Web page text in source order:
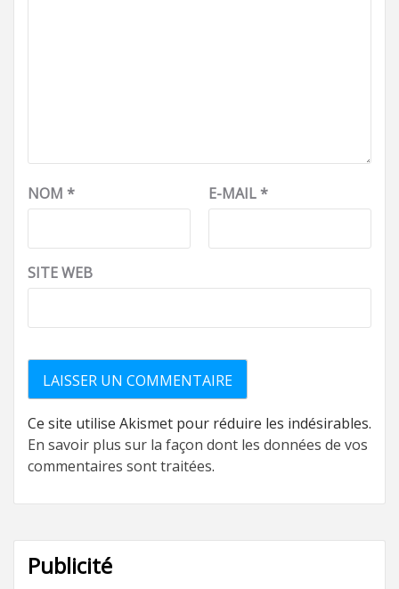
NOM * E-MAIL*
SITE WEB
Ce site utilise Akismet pour réduire les indésirables.
En savoir plus sur la façon dont les données de vos
commentaires sont traitées.
Publicité